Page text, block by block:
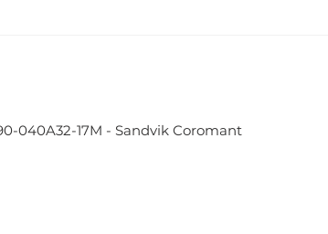
040A32-17M - Sandvik Coromant